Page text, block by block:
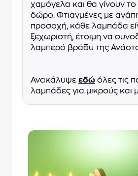
χαμόγελα και θα γίνουν
δώρο. Φτιαγμένες με
προσοχή, κάθε λαμπάδα
ξεχωριστή, έτοιμη να
λαμπερό βράδυ της
Ανακάλυψε εδώ όλες τις
λαμπάδες για μικρούς και